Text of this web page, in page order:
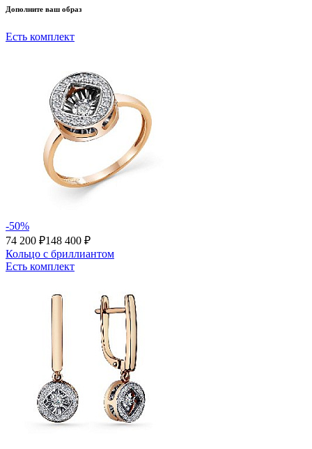
Дополните ваш образ
Есть комплект
-50%
74 200 ₽148 400 ₽
Кольцо с бриллиантом
Есть комплект